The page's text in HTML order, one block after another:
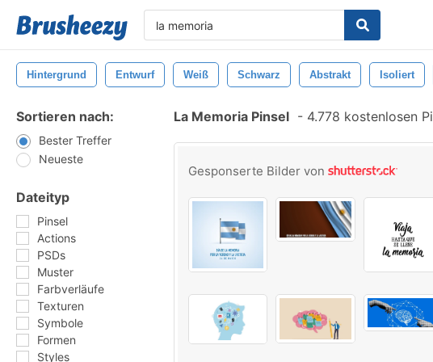
Hintergrund Entwurf Weiß Schwarz Abstrakt Isoliert
Sortieren nach:
Bester Treffer
Neueste
Dateityp
Pinsel
Actions
PSDs
Muster
Farbverläufe
Texturen
Symbole
Formen
Styles
La Memoria Pinsel - 4.778 kostenlosen
Gesponserte Bilder von